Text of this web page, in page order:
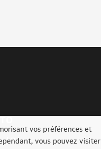
Days
vos préférences et
vous pouvez visiter